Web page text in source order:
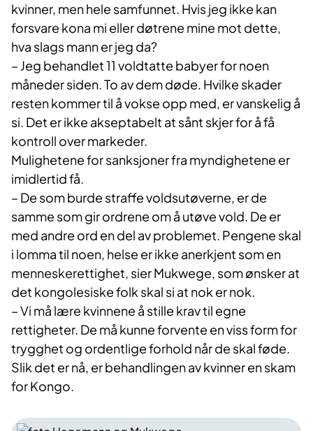
kvinner, men hele samfunnet. Hvis jeg ikke kan
forsvare kona mi eller døtrene mine mot dette,
hva slags mann er jeg da?
– Jeg behandlet 11 voldtatte babyer for noen
måneder siden. To av dem døde. Hvilke skader
resten kommer til å vokse opp med, er vanskelig å
si. Det er ikke akseptabelt at sånt skjer for å få
kontroll over markeder.
Mulighetene for sanksjoner fra myndighetene er
imidlertid få.
– De som burde straffe voldsutøverne, er de
samme som gir ordrene om å utøve vold. De er
med andre ord en del av problemet. Pengene skal
i lomma til noen, helse er ikke anerkjent som en
menneskerettighet, sier Mukwege, som ønsker at
det kongolesiske folk skal si at nok er nok.
– Vi må lære kvinnene å stille krav til egne
rettigheter. De må kunne forvente en viss form for
trygghet og ordentlige forhold når de skal føde.
Slik det er nå, er behandlingen av kvinner en skam
for Kongo.